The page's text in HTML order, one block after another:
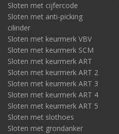
Sloten met cijfercode
Sloten met anti-picking
cilinder
Sloten met keurmerk VBV
Sloten met keurmerk SCM
Sloten met keurmerk ART
Sloten met keurmerk ART 2
Sloten met keurmerk ART 3
Sloten met keurmerk ART 4
Sloten met keurmerk ART 5
Sloten met slothoes
Sloten met grondanker